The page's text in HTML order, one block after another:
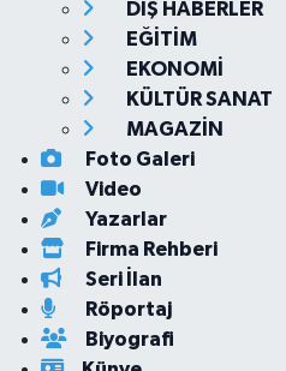
DIŞ HABERLER
EĞİTİM
EKONOMİ
KÜLTÜR SANAT
MAGAZİN
Foto Galeri
Video
Yazarlar
Firma Rehberi
Seri İlan
Röportaj
Biyografi